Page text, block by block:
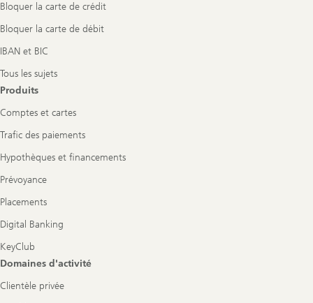
Bloquer la carte de crédit
Bloquer la carte de débit
IBAN et BIC
Tous les sujets
Produits
Comptes et cartes
Trafic des paiements
Hypothèques et financements
Prévoyance
Placements
Digital Banking
KeyClub
Domaines d'activité
Clientèle privée